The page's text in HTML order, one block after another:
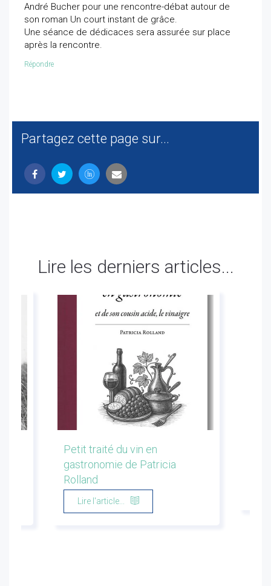
André Bucher pour une rencontre-débat autour de
son roman Un court instant de grâce.
Une séance de dédicaces sera assurée sur place
après la rencontre.
Répondre
Partagez cette page sur...
Lire les derniers articles...
Petit traité du vin en
gastronomie de Patricia
Rolland
Lire l'article...